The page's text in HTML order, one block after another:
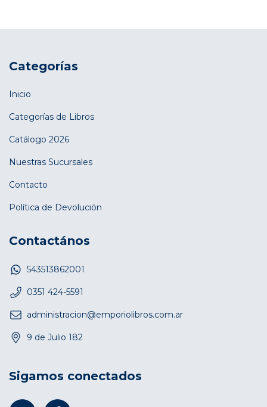
Categorías
Inicio
Categorías de Libros
Catálogo 2026
Nuestras Sucursales
Contacto
Política de Devolución
Contactános
543513862001
0351 424-5591
administracion@emporiolibros.com.ar
9 de Julio 182
Sigamos conectados